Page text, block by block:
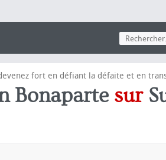
fort en défiant la défaite et en
Bonaparte sur